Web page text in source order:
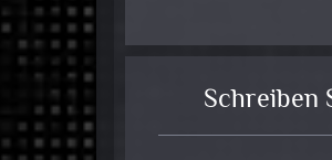
Schreiben